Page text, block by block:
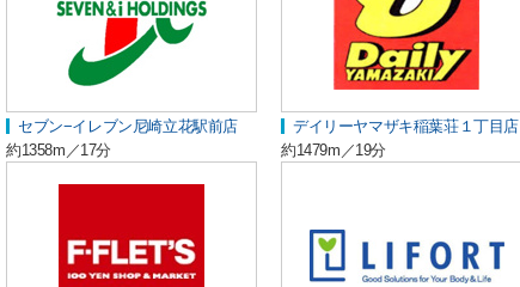
セブン−イレブン尼崎立花駅前店
約1358m／17分
デイリーヤマザキ稲葉荘１丁目店
約1479m／19分